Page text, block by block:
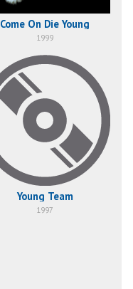
Come On Die Young
1999
Young Team
1997